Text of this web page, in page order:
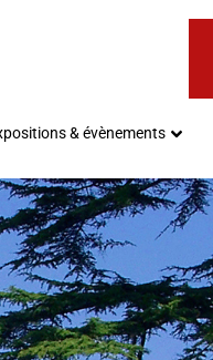
& évènements